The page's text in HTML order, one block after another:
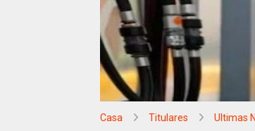
Casa Titulares Ultimas